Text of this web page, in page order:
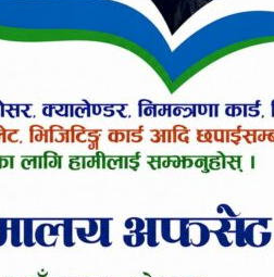
हाँसो लाग्यो
०%
आक्रोशित बनायो
०%